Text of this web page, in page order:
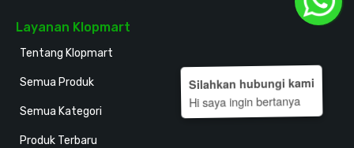
Layanan Klopmart
Tentang Klopmart
Semua Produk
Semua Kategori
Produk Terbaru
Silahkan hubungi kami
Hi saya ingin bertanya